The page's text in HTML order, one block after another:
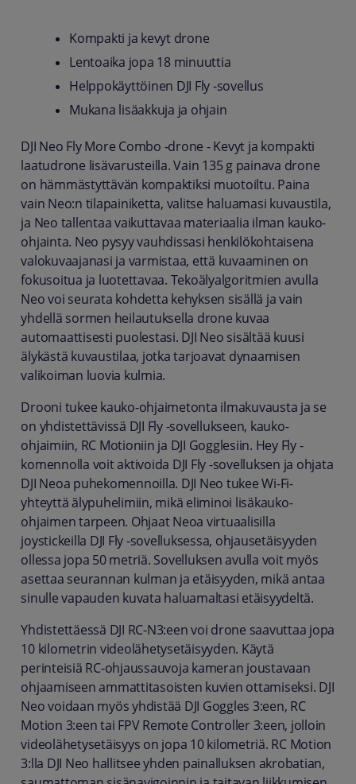
Kompakti ja kevyt drone
Lentoaika jopa 18 minuuttia
Helppokäyttöinen DJI Fly -sovellus
Mukana lisäakkuja ja ohjain
DJI Neo Fly More Combo -drone - Kevyt ja kompakti
laatudrone lisävarusteilla. Vain 135 g painava drone
on hämmästyttävän kompaktiksi muotoiltu. Paina
vain Neo:n tilapainiketta, valitse haluamasi kuvaustila,
ja Neo tallentaa vaikuttavaa materiaalia ilman kauko-
ohjainta. Neo pysyy vauhdissasi henkilökohtaisena
valokuvaajanasi ja varmistaa, että kuvaaminen on
fokusoitua ja luotettavaa. Tekoälyalgoritmien avulla
Neo voi seurata kohdetta kehyksen sisällä ja vain
yhdellä sormen heilautuksella drone kuvaa
automaattisesti puolestasi. DJI Neo sisältää kuusi
älykästä kuvaustilaa, jotka tarjoavat dynaamisen
valikoiman luovia kulmia.
Drooni tukee kauko-ohjaimetonta ilmakuvausta ja se
on yhdistettävissä DJI Fly -sovellukseen, kauko-
ohjaimiin, RC Motioniin ja DJI Gogglesiin. Hey Fly -
komennolla voit aktivoida DJI Fly -sovelluksen ja ohjata
DJI Neoa puhekomennoilla. DJI Neo tukee Wi-Fi-
yhteyttä älypuhelimiin, mikä eliminoi lisäkauko-
ohjaimen tarpeen. Ohjaat Neoa virtuaalisilla
joystickeilla DJI Fly -sovelluksessa, ohjausetäisyyden
ollessa jopa 50 metriä. Sovelluksen avulla voit myös
asettaa seurannan kulman ja etäisyyden, mikä antaa
sinulle vapauden kuvata haluamaltasi etäisyydeltä.
Yhdistettäessä DJI RC-N3:een voi drone saavuttaa jopa
10 kilometrin videolähetysetäisyyden. Käytä
perinteisiä RC-ohjaussauvoja kameran joustavaan
ohjaamiseen ammattitasoisten kuvien ottamiseksi. DJI
Neo voidaan myös yhdistää DJI Goggles 3:een, RC
Motion 3:een tai FPV Remote Controller 3:een, jolloin
videolähetysetäisyys on jopa 10 kilometriä. RC Motion
3:lla DJI Neo hallitsee yhden painalluksen akrobatian,